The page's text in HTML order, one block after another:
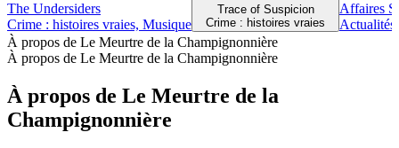
The Undersiders
Crime : histoires vraies, Musique
Trace of Suspicion
Crime : histoires vraies
Affaires
À propos de Le Meurtre de la Champignonnière
À propos de Le Meurtre de la Champignonnière
À propos de Le Meurtre de la
Champignonnière